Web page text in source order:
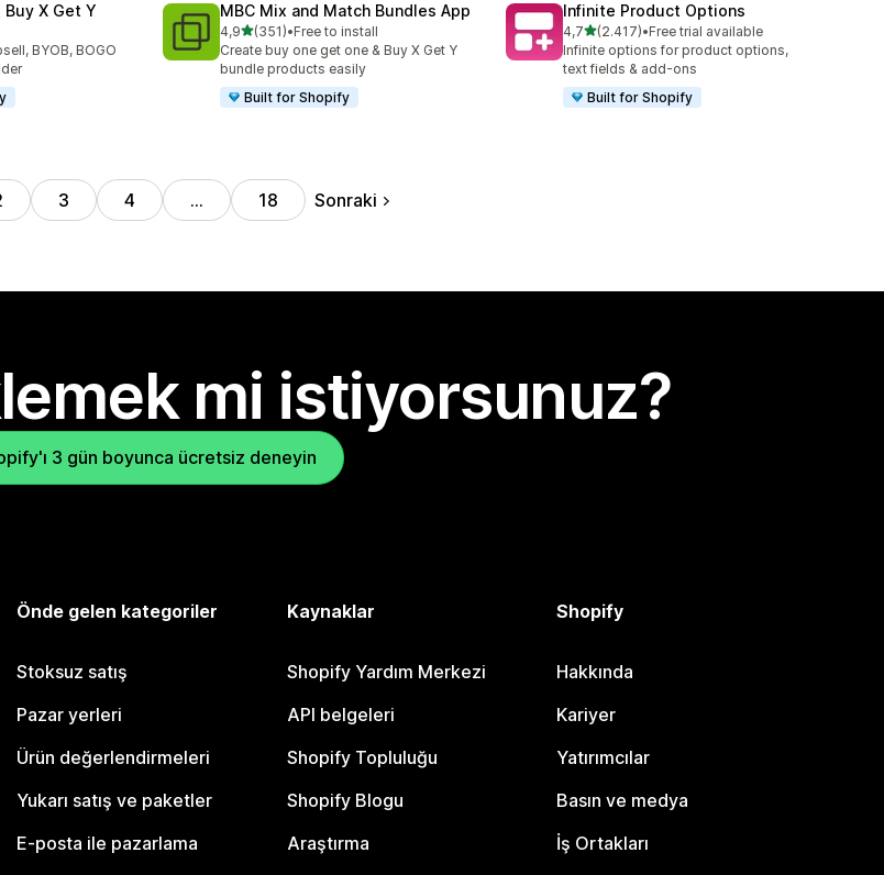
Buy X Get Y
BYOB, BOGO
MBC Mix and Match Bundles App
4,95 yıldız üzerinden
(351)
toplam 351 değerlendirme
•Free to install
Create buy one get one & Buy X Get Y
bundle products easily
Built for Shopify
Infinite Product Options
4,75 yıldız üzerinden
(2.417)
toplam 2417 değerlendirme
•Free trial available
Infinite options for product options,
text fields & add-ons
Built for Shopify
3 4 … 18 Sonraki
mi istiyorsunuz?
3 gün boyunca ücretsiz deneyin
Önde gelen kategoriler
Stoksuz satış
Pazar yerleri
Ürün değerlendirmeleri
Yukarı satış ve paketler
E-posta ile pazarlama
Kaynaklar
Shopify Yardım Merkezi
API belgeleri
Shopify Topluluğu
Shopify Blogu
Araştırma
Shopify
Hakkında
Kariyer
Yatırımcılar
Basın ve medya
İş Ortakları